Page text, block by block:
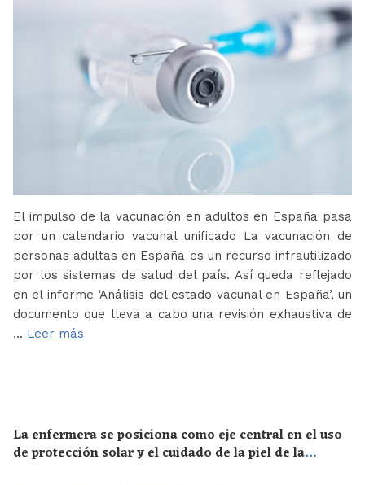
El impulso de la vacunación en adultos en España pasa
por un calendario vacunal unificado La vacunación de
personas adultas en España es un recurso infrautilizado
por los sistemas de salud del país. Así queda reflejado
en el informe ‘Análisis del estado vacunal en España’, un
documento que lleva a cabo una revisión exhaustiva de
… Leer más
La enfermera se posiciona como eje central en el uso
de protección solar y el cuidado de la piel de la